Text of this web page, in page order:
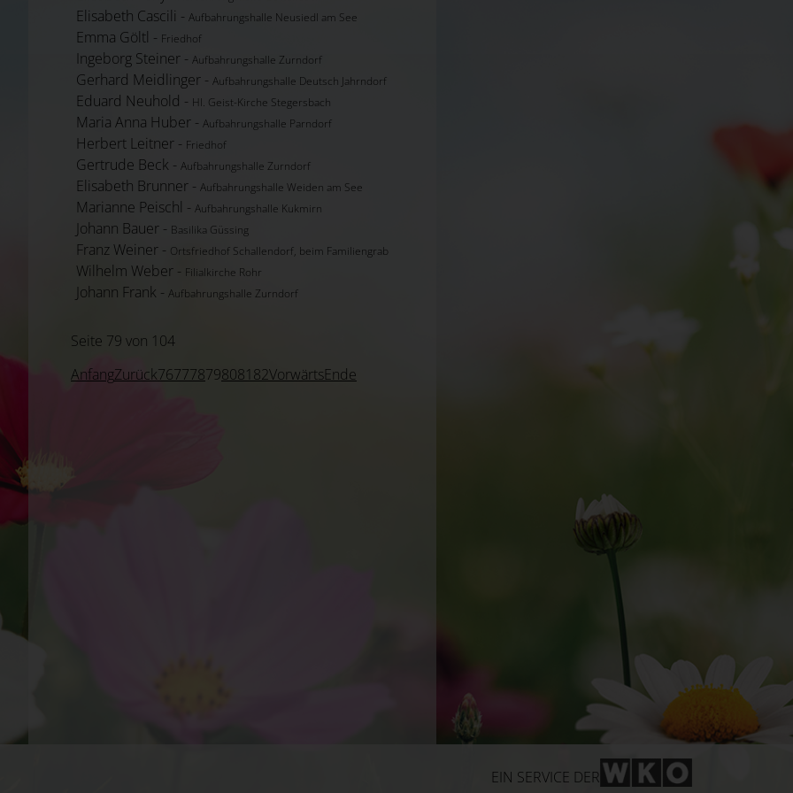
Elisabeth Cascili - Aufbahrungshalle Neusiedl am See
Emma Göltl - Friedhof
Ingeborg Steiner - Aufbahrungshalle Zurndorf
Gerhard Meidlinger - Aufbahrungshalle Deutsch Jahrndorf
Eduard Neuhold - Hl. Geist-Kirche Stegersbach
Maria Anna Huber - Aufbahrungshalle Parndorf
Herbert Leitner - Friedhof
Gertrude Beck - Aufbahrungshalle Zurndorf
Elisabeth Brunner - Aufbahrungshalle Weiden am See
Marianne Peischl - Aufbahrungshalle Kukmirn
Johann Bauer - Basilika Güssing
Franz Weiner - Ortsfriedhof Schallendorf, beim Familiengrab
Wilhelm Weber - Filialkirche Rohr
Johann Frank - Aufbahrungshalle Zurndorf
Seite 79 von 104
AnfangZurück767778798081 82VorwärtsEnde
EIN SERVICE DERWKO-Link